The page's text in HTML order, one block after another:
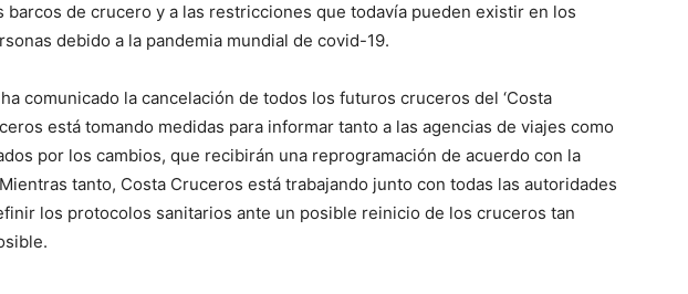
barcos de crucero y a las restricciones que todavía pueden existir en los
debido a la pandemia mundial de covid-19.
comunicado la cancelación de todos los futuros cruceros del ‘Costa
está tomando medidas para informar tanto a las agencias de viajes como
por los cambios, que recibirán una reprogramación de acuerdo con la
tanto, Costa Cruceros está trabajando junto con todas las autoridades
los protocolos sanitarios ante un posible reinicio de los cruceros tan